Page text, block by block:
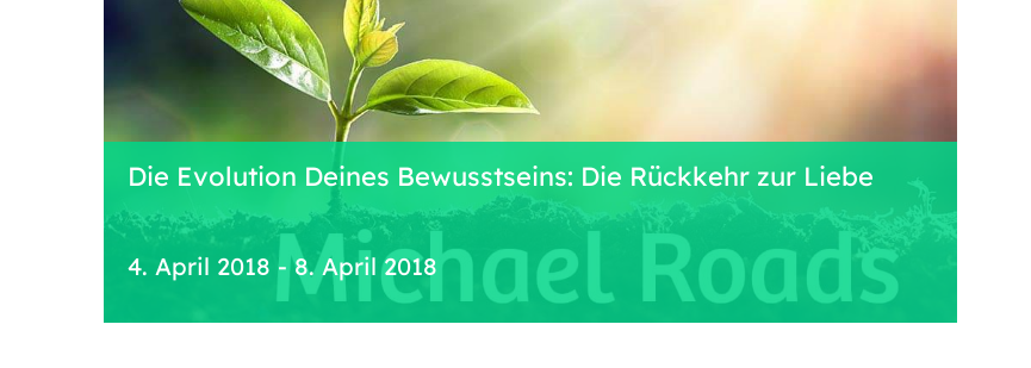
Die Evolution Deines Bewusstseins: Die Rückkehr zur Liebe
4. April 2018 -8. April 2018